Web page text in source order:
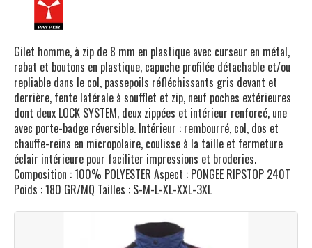
Gilet homme, à zip de 8 mm en plastique avec curseur en métal,
rabat et boutons en plastique, capuche profilée détachable et/ou
repliable dans le col, passepoils réfléchissants gris devant et
derrière, fente latérale à soufflet et zip, neuf poches extérieures
dont deux LOCK SYSTEM, deux zippées et intérieur renforcé, une
avec porte-badge réversible. Intérieur : rembourré, col, dos et
chauffe-reins en micropolaire, coulisse à la taille et fermeture
éclair intérieure pour faciliter impressions et broderies.
Composition : 100% POLYESTER Aspect : PONGEE RIPSTOP 240T
Poids : 180 GR/MQ Tailles : S-M-L-XL-XXL-3XL